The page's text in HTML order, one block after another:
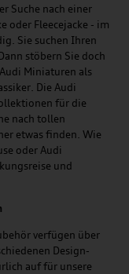
Suche nach einer
oder Fleecejacke - im
Sie suchen Ihren
stöbern Sie doch
Miniaturen als
Die Audi
für die
nach tollen
etwas finden. Wie
oder Audi
und
verfügen über
Design-
auf für unsere